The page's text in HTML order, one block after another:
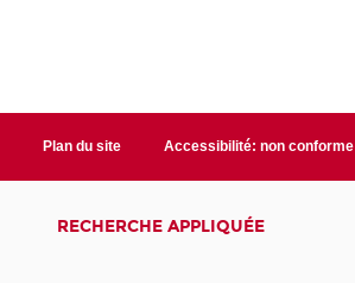
Plan du site Accessibilité: non conforme
RECHERCHE APPLIQUÉE